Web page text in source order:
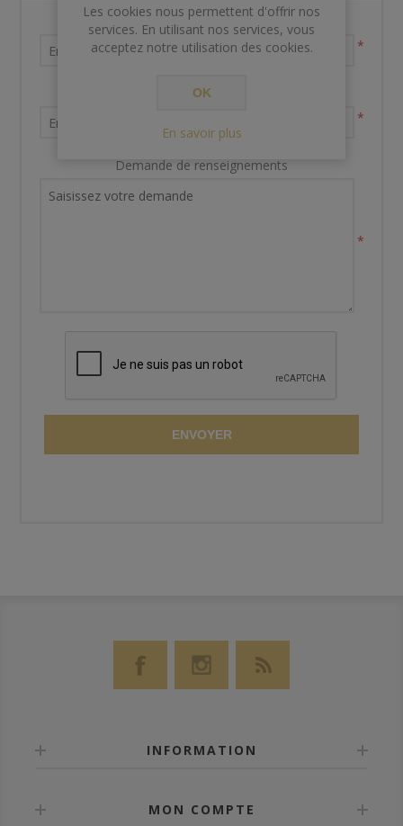
Nom et prénom
*
Votre adresse email
*
Demande de renseignements
*
ENVOYER
INFORMATION
MON COMPTE
Les cookies nous permettent d'offrir nos
services. En utilisant nos services, vous
acceptez notre utilisation des cookies.
OK
En savoir plus